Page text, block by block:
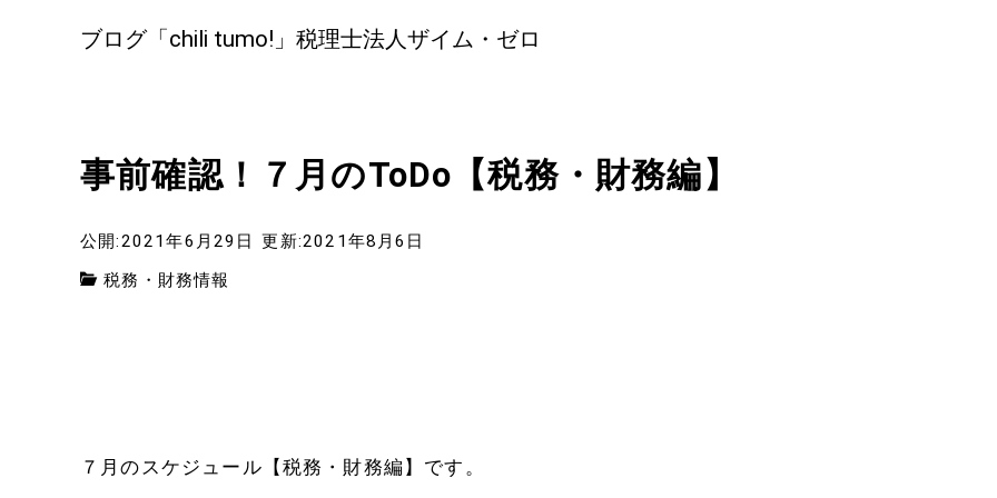
ブログ「chili tumo!」税理士法人ザイム・ゼロ
事前確認！７月のToDo【税務・財務編】
公開:2021年6月29日 更新:2021年8月6日
税務・財務情報
７月のスケジュール【税務・財務編】です。